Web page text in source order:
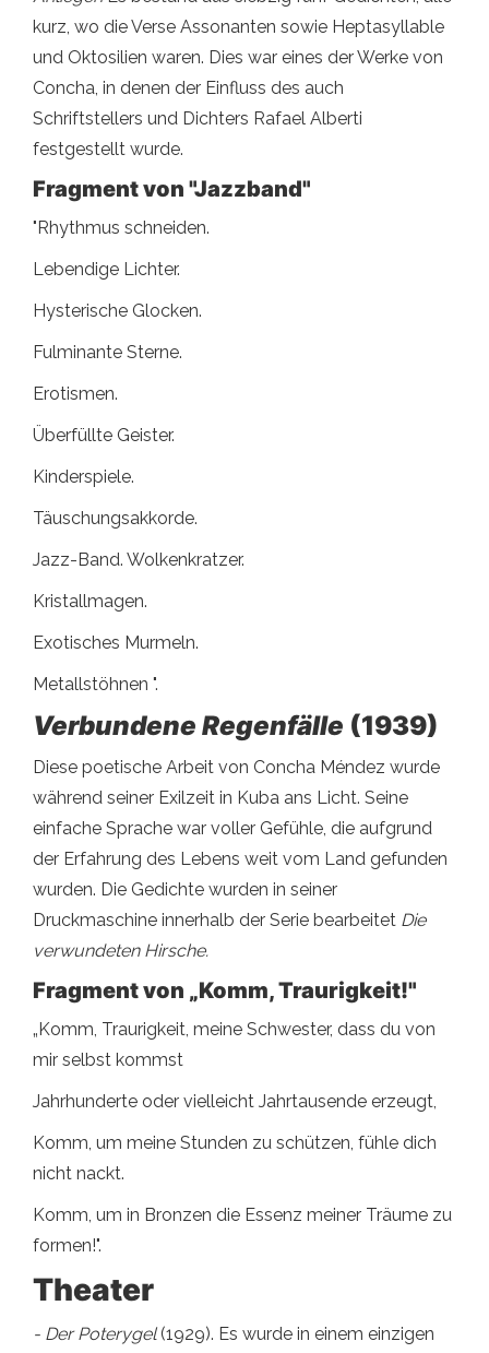
kurz, wo die Verse Assonanten sowie Heptasyllable
und Oktosilien waren. Dies war eines der Werke von
Concha, in denen der Einfluss des auch
Schriftstellers und Dichters Rafael Alberti
festgestellt wurde.
Fragment von "Jazzband"
"Rhythmus schneiden.
Lebendige Lichter.
Hysterische Glocken.
Fulminante Sterne.
Erotismen.
Überfüllte Geister.
Kinderspiele.
Täuschungsakkorde.
Jazz-Band. Wolkenkratzer.
Kristallmagen.
Exotisches Murmeln.
Metallstöhnen ".
Verbundene Regenfälle (1939)
Diese poetische Arbeit von Concha Méndez wurde
während seiner Exilzeit in Kuba ans Licht. Seine
einfache Sprache war voller Gefühle, die aufgrund
der Erfahrung des Lebens weit vom Land gefunden
wurden. Die Gedichte wurden in seiner
Druckmaschine innerhalb der Serie bearbeitet Die
verwundeten Hirsche.
Fragment von „Komm, Traurigkeit!"
„Komm, Traurigkeit, meine Schwester, dass du von
mir selbst kommst
Jahrhunderte oder vielleicht Jahrtausende erzeugt,
Komm, um meine Stunden zu schützen, fühle dich
nicht nackt.
Komm, um in Bronzen die Essenz meiner Träume zu
formen!".
Theater
- Der Poterygel(1929). Es wurde in einem einzigen